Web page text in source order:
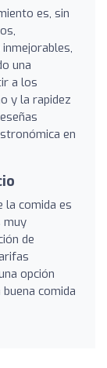
es, sin
una
a los
y la rapidez
en
la comida es
muy
de
opción
comida